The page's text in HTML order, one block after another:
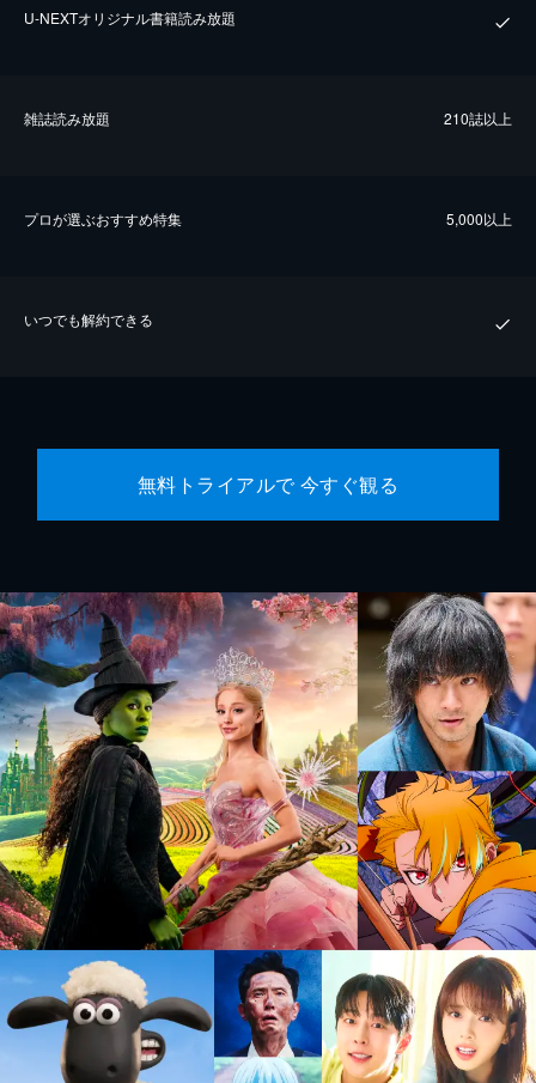
U-NEXTオリジナル書籍読み放題
雑誌読み放題 210誌以上
プロが選ぶおすすめ特集 5,000以上
いつでも解約できる
無料トライアルで 今すぐ観る